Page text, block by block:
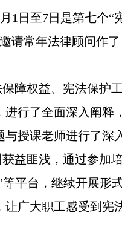
1日至7日是第七个
请常年法律顾问作
权益、宪法保护
行了全面深入阐
授课老师进行了深
匪浅，通过参加
平台，继续开展
广大职工感受到